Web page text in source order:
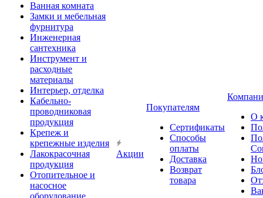
Ванная комната
Замки и мебельная
фурнитура
Инженерная
сантехника
Инструмент и
расходные
материалы
Интерьер, отделка
Кабельно-
проводниковая
продукция
Крепеж и
крепежные изделия
Лакокрасочная
продукция
Отопительное и
насосное
оборудование
Акции
Покупателям
Сертификаты
Способы
оплаты
Доставка
Возврат
товара
О